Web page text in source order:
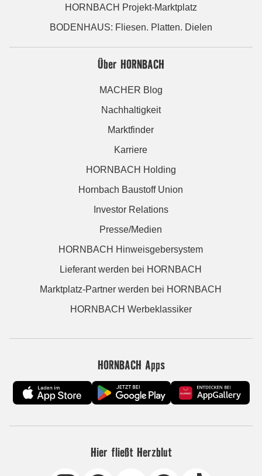
HORNBACH Projekt-Marktplatz
BODENHAUS: Fliesen. Platten. Dielen
Über HORNBACH
MACHER Blog
Nachhaltigkeit
Marktfinder
Karriere
HORNBACH Holding
Hornbach Baustoff Union
Investor Relations
Presse/Medien
HORNBACH Hinweisgebersystem
Lieferant werden bei HORNBACH
Marktplatz-Partner werden bei HORNBACH
HORNBACH Werbeklassiker
HORNBACH Apps
Hier fließt Herzblut